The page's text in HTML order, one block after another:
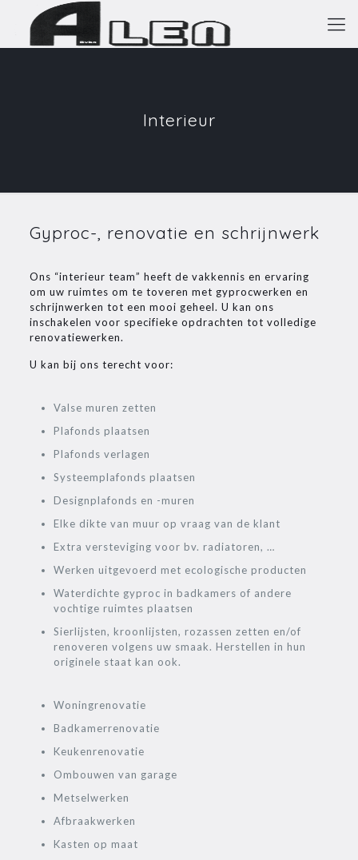
Interieur
Gyproc-, renovatie en schrijnwerk
Ons “interieur team” heeft de vakkennis en ervaring
om uw ruimtes om te toveren met gyprocwerken en
schrijnwerken tot een mooi geheel. U kan ons
inschakelen voor specifieke opdrachten tot volledige
renovatiewerken.
U kan bij ons terecht voor:
Valse muren zetten
Plafonds plaatsen
Plafonds verlagen
Systeemplafonds plaatsen
Designplafonds en -muren
Elke dikte van muur op vraag van de klant
Extra versteviging voor bv. radiatoren, …
Werken uitgevoerd met ecologische producten
Waterdichte gyproc in badkamers of andere
vochtige ruimtes plaatsen
Sierlijsten, kroonlijsten, rozassen zetten en/of
renoveren volgens uw smaak. Herstellen in hun
originele staat kan ook.
Woningrenovatie
Badkamerrenovatie
Keukenrenovatie
Ombouwen van garage
Metselwerken
Afbraakwerken
Kasten op maat